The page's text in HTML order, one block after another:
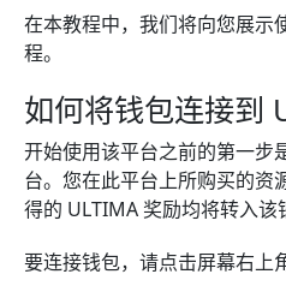
在本教程中，我们将向您展示
程。
如何将钱包连接到
开始使用该平台之前的第一步
台。您在此平台上所购买的资
得的 ULTIMA 奖励均将转入该
要连接钱包，请点击屏幕右上